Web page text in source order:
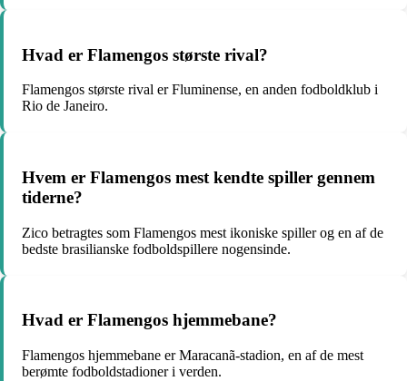
Hvad er Flamengos største rival?
Flamengos største rival er Fluminense, en anden fodboldklub i
Rio de Janeiro.
Hvem er Flamengos mest kendte spiller gennem
tiderne?
Zico betragtes som Flamengos mest ikoniske spiller og en af de
bedste brasilianske fodboldspillere nogensinde.
Hvad er Flamengos hjemmebane?
Flamengos hjemmebane er Maracanã-stadion, en af ​​de mest
berømte fodboldstadioner i verden.